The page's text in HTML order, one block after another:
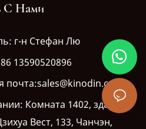
С Нами
г-н Стефан Лю
13590520896
почта:sales@kinodin.com
Комната 1402, здание
Вест, 133, Чанчэн,